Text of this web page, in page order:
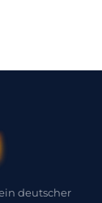
deutscher